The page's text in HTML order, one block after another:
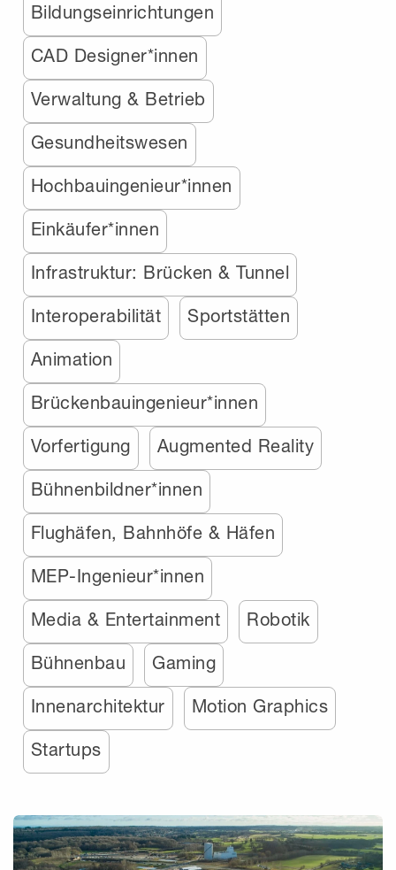
Bildungseinrichtungen
CAD Designer*innen
Verwaltung & Betrieb
Gesundheitswesen
Hochbauingenieur*innen
Einkäufer*innen
Infrastruktur: Brücken & Tunnel
Interoperabilität Sportstätten
Animation
Brückenbauingenieur*innen
Vorfertigung Augmented Reality
Bühnenbildner*innen
Flughäfen, Bahnhöfe & Häfen
MEP-Ingenieur*innen
Media & Entertainment Robotik
Bühnenbau Gaming
Innenarchitektur Motion Graphics
Startups